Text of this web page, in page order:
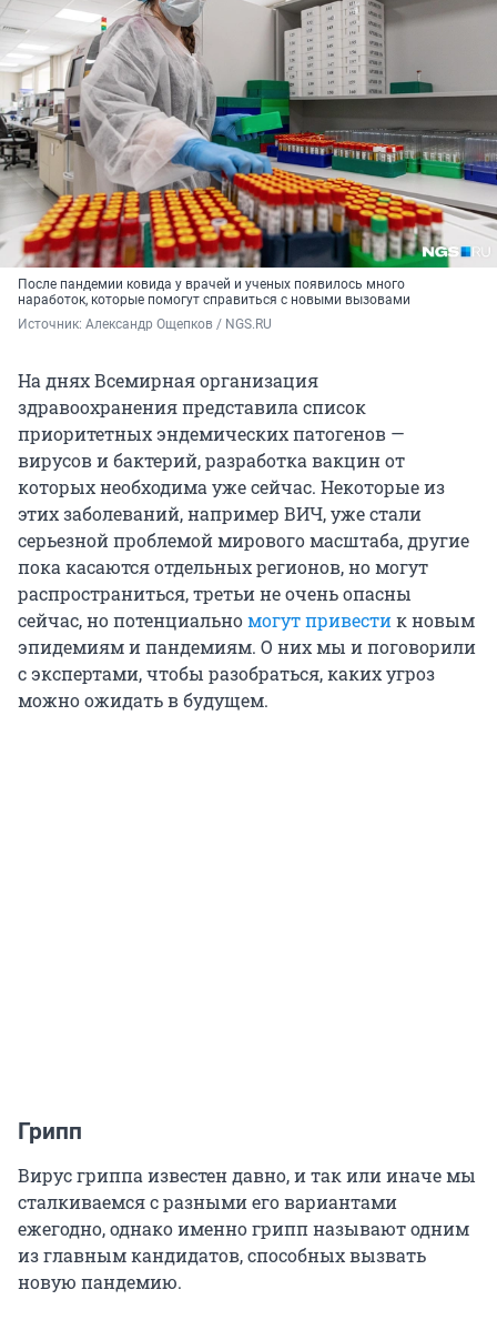
После пандемии ковида у врачей и ученых появилось много
наработок, которые помогут справиться с новыми вызовами
Источник: Александр Ощепков / NGS.RU
На днях Всемирная организация
здравоохранения представила список
приоритетных эндемических патогенов —
вирусов и бактерий, разработка вакцин от
которых необходима уже сейчас. Некоторые из
этих заболеваний, например ВИЧ, уже стали
серьезной проблемой мирового масштаба, другие
пока касаются отдельных регионов, но могут
распространиться, третьи не очень опасны
сейчас, но потенциальномогут привестик новым
эпидемиям и пандемиям. О них мы и поговорили
с экспертами, чтобы разобраться, каких угроз
можно ожидать в будущем.
Грипп
Вирус гриппа известен давно, и так или иначе мы
сталкиваемся с разными его вариантами
ежегодно, однако именно грипп называют одним
из главным кандидатов, способных вызвать
новую пандемию.